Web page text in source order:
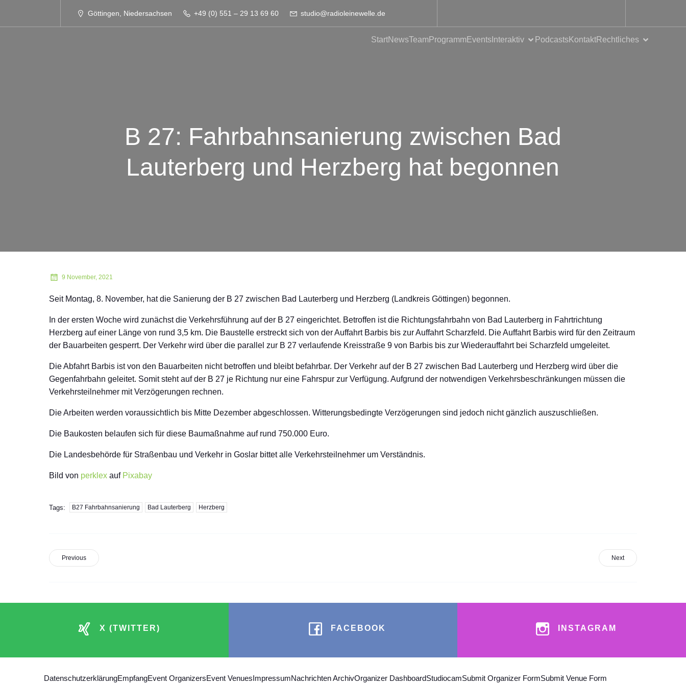
Göttingen, Niedersachsen +49 (0) 551 – 29 13 69 60 studio@radioleinewelle.de
StartNewsTeam Programm Events Interaktiv PodcastsKontaktRechtliches
B 27: Fahrbahnsanierung zwischen Bad
Lauterberg und Herzberg hat begonnen
9 November, 2021
Seit Montag, 8. November, hat die Sanierung der B 27 zwischen Bad Lauterberg und Herzberg (Landkreis Göttingen) begonnen.
In der ersten Woche wird zunächst die Verkehrsführung auf der B 27 eingerichtet. Betroffen ist die Richtungsfahrbahn von Bad Lauterberg in Fahrtrichtung
Herzberg auf einer Länge von rund 3,5 km. Die Baustelle erstreckt sich von der Auffahrt Barbis bis zur Auffahrt Scharzfeld. Die Auffahrt Barbis wird für den Zeitraum
der Bauarbeiten gesperrt. Der Verkehr wird über die parallel zur B 27 verlaufende Kreisstraße 9 von Barbis bis zur Wiederauffahrt bei Scharzfeld umgeleitet.
Die Abfahrt Barbis ist von den Bauarbeiten nicht betroffen und bleibt befahrbar. Der Verkehr auf der B 27 zwischen Bad Lauterberg und Herzberg wird über die
Gegenfahrbahn geleitet. Somit steht auf der B 27 je Richtung nur eine Fahrspur zur Verfügung. Aufgrund der notwendigen Verkehrsbeschränkungen müssen die
Verkehrsteilnehmer mit Verzögerungen rechnen.
Die Arbeiten werden voraussichtlich bis Mitte Dezember abgeschlossen. Witterungsbedingte Verzögerungen sind jedoch nicht gänzlich auszuschließen.
Die Baukosten belaufen sich für diese Baumaßnahme auf rund 750.000 Euro.
Die Landesbehörde für Straßenbau und Verkehr in Goslar bittet alle Verkehrsteilnehmer um Verständnis.
Bild von perklex auf Pixabay
Tags: B27 Fahrbahnsanierung Bad Lauterberg Herzberg
Previous Next
X (TWITTER) FACEBOOK INSTAGRAM
DatenschutzerklärungEmpfangEvent OrganizersEvent VenuesImpressumNachrichten ArchivOrganizer DashboardStudiocamSubmit Organizer FormSubmit Venue Form